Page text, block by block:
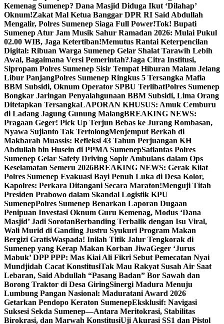
Kemenag Sumenep? Dana Masjid Diduga Ikut ‘Dilahap’
Oknum!Zakat Mal Ketua Banggar DPR RI Said Abdullah
Mengalir, Polres Sumenep Siaga Full Power!Tok! Bupati
Sumenep Atur Jam Musik Sahur Ramadan 2026: Mulai Pukul
02.00 WIB, Jaga Ketertiban!Memutus Rantai Keterpencilan
Digital: Ribuan Warga Sumenep Gelar Shalat Tarawih Lebih
Awal, Bagaimana Versi Pemerintah?Jaga Citra Institusi,
Sipropam Polres Sumenep Sisir Tempat Hiburan Malam Jelang
Libur PanjangPolres Sumenep Ringkus 5 Tersangka Mafia
BBM Subsidi, Oknum Operator SPBU TerlibatPolres Sumenep
Bongkar Jaringan Penyalahgunaan BBM Subsidi, Lima Orang
Ditetapkan TersangkaLAPORAN KHUSUS: Amuk Cemburu
di Ladang Jagung Gunung MalangBREAKING NEWS:
Pragaan Geger! Pick Up Terjun Bebas ke Jurang Rombasan,
Nyawa Sujianto Tak TertolongMenjemput Berkah di
Makbarah Muassis: Refleksi 43 Tahun Perjuangan KH
Abdullah bin Husein di PPMA SumenepSatlantas Polres
Sumenep Gelar Safety Driving Sopir Ambulans dalam Ops
Keselamatan Semeru 2026BREAKING NEWS: Gerak Kilat
Polres Sumenep Evakuasi Bayi Penuh Luka di Desa Kolor,
Kapolres: Perkara Ditangani Secara Maraton!Menguji Titah
Presiden Prabowo dalam Skandal Logistik KPU
SumenepPolres Sumenep Benarkan Laporan Dugaan
Penipuan Investasi Oknum Guru Kemenag, Modus ‘Dana
Masjid’ Jadi SorotanBerbanding Terbalik dengan Isu Viral,
Wali Murid di Ganding Justru Syukuri Program Makan
Bergizi GratisWaspada! Inilah Titik Jalur Tengkorak di
Sumenep yang Kerap Makan Korban JiwaGeger ‘Jurus
Mabuk’ DPP PPP: Mas Kiai Ali Fikri Sebut Pemecatan Nyai
Mundjidah Cacat KonstitusiTak Mau Rakyat Susah Air Saat
Lebaran, Said Abdullah “Pasang Badan” Bor Sawah dan
Borong Traktor di Desa GiringSinergi Madura Menuju
Lumbung Pangan Nasional: Maduratani Award 2026
Getarkan Pendopo Keraton SumenepEksklusif: Navigasi
Suksesi Sekda Sumenep—Antara Meritokrasi, Stabilitas
Birokrasi, dan Marwah KonstitusiUji Akurasi SS1 dan Pistol